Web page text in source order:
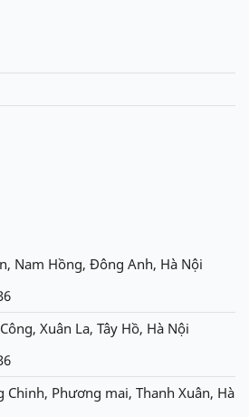
Nam Hồng, Đông Anh, Hà Nội
Xuân La, Tây Hồ, Hà Nội
Chinh, Phương mai, Thanh Xuân, Hà